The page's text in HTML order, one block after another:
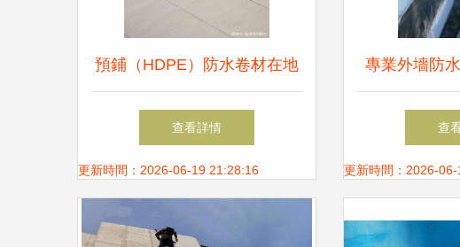
預鋪（HDPE）防水卷材在地
下工程的應用與施工工藝解析
查看詳情
更新時間：2026-06-19 21:28:16
專業外墻防
的家園筑
查
更新時間：2026-